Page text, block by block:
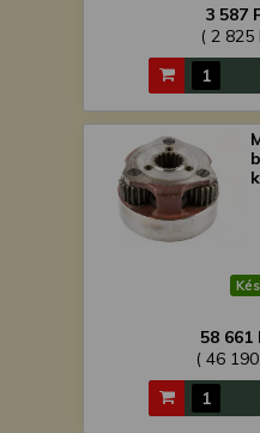
3 587
( 2 825
58 661
( 46